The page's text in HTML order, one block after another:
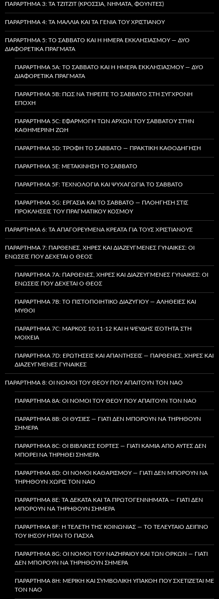
ΠΑΡΆΡΤΗΜΑ 3: ΤΑ TZITZIT (ΚΡΌΣΣΙΑ, ΝΉΜΑΤΑ, ΦΟΎΝΤΕΣ)
ΠΑΡΆΡΤΗΜΑ 4: ΤΑ ΜΑΛΛΙΆ ΚΑΙ ΤΑ ΓΈΝΙΑ ΤΟΥ ΧΡΙΣΤΙΑΝΟΎ
ΠΑΡΆΡΤΗΜΑ 5: ΤΟ ΣΆΒΒΑΤΟ ΚΑΙ Η ΗΜΈΡΑ ΕΚΚΛΗΣΙΑΣΜΟΎ — ΔΎΟ
ΔΙΑΦΟΡΕΤΙΚΆ ΠΡΆΓΜΑΤΑ
ΠΑΡΆΡΤΗΜΑ 5A: ΤΟ ΣΆΒΒΑΤΟ ΚΑΙ Η ΗΜΈΡΑ ΕΚΚΛΗΣΙΑΣΜΟΎ — ΔΎΟ
ΔΙΑΦΟΡΕΤΙΚΆ ΠΡΆΓΜΑΤΑ
ΠΑΡΆΡΤΗΜΑ 5B: ΠΏΣ ΝΑ ΤΗΡΕΊΤΕ ΤΟ ΣΆΒΒΑΤΟ ΣΤΗ ΣΎΓΧΡΟΝΗ
ΕΠΟΧΉ
ΠΑΡΆΡΤΗΜΑ 5C: ΕΦΑΡΜΟΓΉ ΤΩΝ ΑΡΧΏΝ ΤΟΥ ΣΑΒΒΆΤΟΥ ΣΤΗΝ
ΚΑΘΗΜΕΡΙΝΉ ΖΩΉ
ΠΑΡΆΡΤΗΜΑ 5D: ΤΡΟΦΉ ΤΟ ΣΆΒΒΑΤΟ — ΠΡΑΚΤΙΚΉ ΚΑΘΟΔΉΓΗΣΗ
ΠΑΡΆΡΤΗΜΑ 5E: ΜΕΤΑΚΊΝΗΣΗ ΤΟ ΣΆΒΒΑΤΟ
ΠΑΡΆΡΤΗΜΑ 5F: ΤΕΧΝΟΛΟΓΊΑ ΚΑΙ ΨΥΧΑΓΩΓΊΑ ΤΟ ΣΆΒΒΑΤΟ
ΠΑΡΆΡΤΗΜΑ 5G: ΕΡΓΑΣΊΑ ΚΑΙ ΤΟ ΣΆΒΒΑΤΟ — ΠΛΟΉΓΗΣΗ ΣΤΙΣ
ΠΡΟΚΛΉΣΕΙΣ ΤΟΥ ΠΡΑΓΜΑΤΙΚΟΎ ΚΌΣΜΟΥ
ΠΑΡΆΡΤΗΜΑ 6: ΤΑ ΑΠΑΓΟΡΕΥΜΈΝΑ ΚΡΈΑΤΑ ΓΙΑ ΤΟΥΣ ΧΡΙΣΤΙΑΝΟΎΣ
ΠΑΡΆΡΤΗΜΑ 7: ΠΑΡΘΈΝΕΣ, ΧΉΡΕΣ ΚΑΙ ΔΙΑΖΕΥΓΜΈΝΕΣ ΓΥΝΑΊΚΕΣ: ΟΙ
ΕΝΏΣΕΙΣ ΠΟΥ ΔΈΧΕΤΑΙ Ο ΘΕΌΣ
ΠΑΡΆΡΤΗΜΑ 7A: ΠΑΡΘΈΝΕΣ, ΧΉΡΕΣ ΚΑΙ ΔΙΑΖΕΥΓΜΈΝΕΣ ΓΥΝΑΊΚΕΣ: ΟΙ
ΕΝΏΣΕΙΣ ΠΟΥ ΔΈΧΕΤΑΙ Ο ΘΕΌΣ
ΠΑΡΆΡΤΗΜΑ 7B: ΤΟ ΠΙΣΤΟΠΟΙΗΤΙΚΌ ΔΙΑΖΥΓΊΟΥ — ΑΛΉΘΕΙΕΣ ΚΑΙ
ΜΎΘΟΙ
ΠΑΡΆΡΤΗΜΑ 7C: ΜΆΡΚΟΣ 10:11-12 ΚΑΙ Η ΨΕΥΔΉΣ ΙΣΌΤΗΤΑ ΣΤΗ
ΜΟΙΧΕΊΑ
ΠΑΡΆΡΤΗΜΑ 7D: ΕΡΩΤΉΣΕΙΣ ΚΑΙ ΑΠΑΝΤΉΣΕΙΣ — ΠΑΡΘΈΝΕΣ, ΧΉΡΕΣ ΚΑΙ
ΔΙΑΖΕΥΓΜΈΝΕΣ ΓΥΝΑΊΚΕΣ
ΠΑΡΆΡΤΗΜΑ 8: ΟΙ ΝΌΜΟΙ ΤΟΥ ΘΕΟΎ ΠΟΥ ΑΠΑΙΤΟΎΝ ΤΟΝ ΝΑΌ
ΠΑΡΆΡΤΗΜΑ 8A: ΟΙ ΝΌΜΟΙ ΤΟΥ ΘΕΟΎ ΠΟΥ ΑΠΑΙΤΟΎΝ ΤΟΝ ΝΑΌ
ΠΑΡΆΡΤΗΜΑ 8B: ΟΙ ΘΥΣΊΕΣ — ΓΙΑΤΊ ΔΕΝ ΜΠΟΡΟΎΝ ΝΑ ΤΗΡΗΘΟΎΝ
ΣΉΜΕΡΑ
ΠΑΡΆΡΤΗΜΑ 8C: ΟΙ ΒΙΒΛΙΚΈΣ ΕΟΡΤΈΣ — ΓΙΑΤΊ ΚΑΜΊΑ ΑΠΌ ΑΥΤΈΣ ΔΕΝ
ΜΠΟΡΕΊ ΝΑ ΤΗΡΗΘΕΊ ΣΉΜΕΡΑ
ΠΑΡΆΡΤΗΜΑ 8D: ΟΙ ΝΌΜΟΙ ΚΑΘΑΡΙΣΜΟΎ — ΓΙΑΤΊ ΔΕΝ ΜΠΟΡΟΎΝ ΝΑ
ΤΗΡΗΘΟΎΝ ΧΩΡΊΣ ΤΟΝ ΝΑΌ
ΠΑΡΆΡΤΗΜΑ 8E: ΤΑ ΔΈΚΑΤΑ ΚΑΙ ΤΑ ΠΡΩΤΟΓΕΝΝΉΜΑΤΑ — ΓΙΑΤΊ ΔΕΝ
ΜΠΟΡΟΎΝ ΝΑ ΤΗΡΗΘΟΎΝ ΣΉΜΕΡΑ
ΠΑΡΆΡΤΗΜΑ 8F: Η ΤΕΛΕΤΉ ΤΗΣ ΚΟΙΝΩΝΊΑΣ — ΤΟ ΤΕΛΕΥΤΑΊΟ ΔΕΊΠΝΟ
ΤΟΥ ΙΗΣΟΎ ΉΤΑΝ ΤΟ ΠΆΣΧΑ
ΠΑΡΆΡΤΗΜΑ 8G: ΟΙ ΝΌΜΟΙ ΤΟΥ ΝΑΖΗΡΑΊΟΥ ΚΑΙ ΤΩΝ ΌΡΚΩΝ — ΓΙΑΤΊ
ΔΕΝ ΜΠΟΡΟΎΝ ΝΑ ΤΗΡΗΘΟΎΝ ΣΉΜΕΡΑ
ΠΑΡΆΡΤΗΜΑ 8H: ΜΕΡΙΚΉ ΚΑΙ ΣΥΜΒΟΛΙΚΉ ΥΠΑΚΟΉ ΠΟΥ ΣΧΕΤΊΖΕΤΑΙ ΜΕ
ΤΟΝ ΝΑΌ